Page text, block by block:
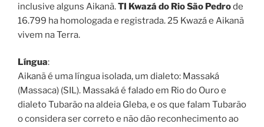
inclusive alguns Aikanã.TI Kwazá do Rio São Pedrode
16.799 ha homologada e registrada. 25 Kwazá e Aikanã
vivem na Terra.
Língua:
Aikanã é uma língua isolada, um dialeto: Massaká
(Massaca) (SIL). Massaká é falado em Rio do Ouro e
dialeto Tubarão na aldeia Gleba, e os que falam Tubarão
o considera ser correto e não dão reconhecimento ao